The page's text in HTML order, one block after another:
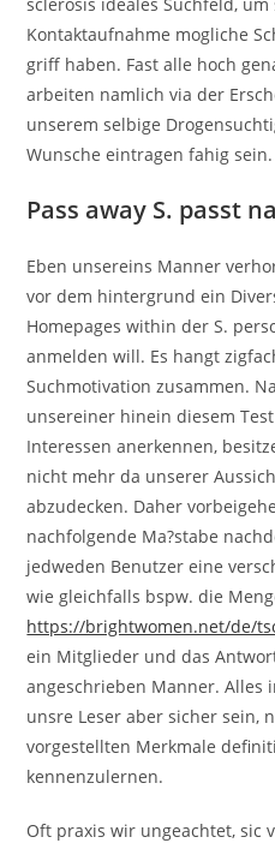
Kontaktaufnahme mogliche
griff haben. Fast alle hoch
arbeiten namlich via der
unserem selbige
Wunsche eintragen fahig sein.
Pass away S. passt
Eben unsereins Manner
vor dem hintergrund ein
Homepages within der S.
anmelden will. Es hangt
Suchmotivation zusammen.
unsereiner hinein diesem
Interessen anerkennen,
nicht mehr da unserer
abzudecken. Daher
nachfolgende Ma?stabe
jedweden Benutzer eine
wie gleichfalls bspw. die
https://brightwomen.net/de/
ein Mitglieder und das
angeschrieben Manner. Alles
unsre Leser aber sicher sein,
vorgestellten Merkmale
kennenzulernen.
Oft praxis wir ungeachtet, sic